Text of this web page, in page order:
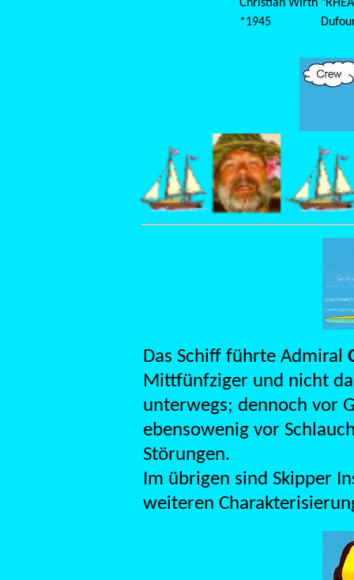
Christian Wirth
*1945
Crew
Das Schiff führte Admiral
Mittfünfziger und nicht
unterwegs; dennoch vor
ebensowenig vor
Störungen.
Im übrigen sind Skipper
weiteren